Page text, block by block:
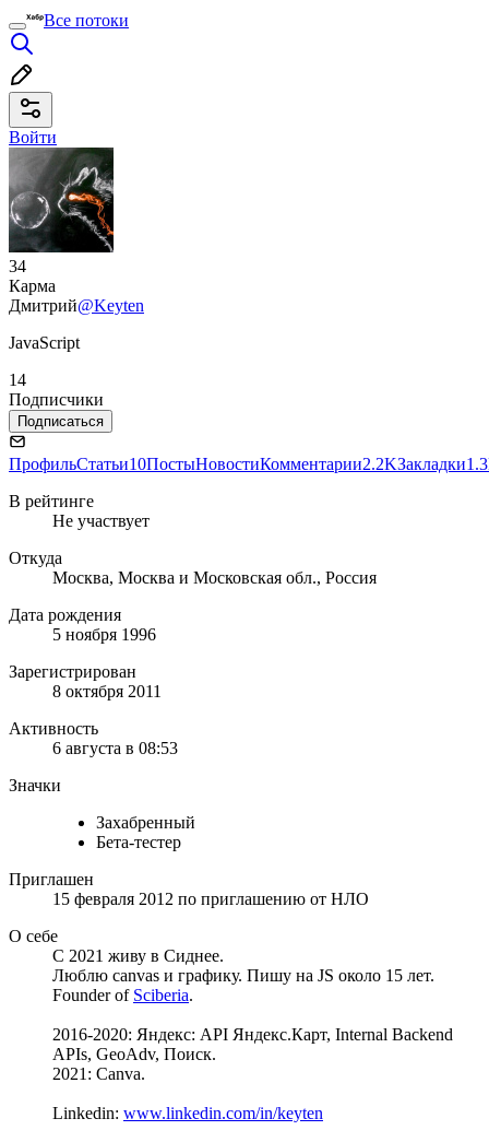
Все потоки
Войти
34
Карма
Дмитрий@Keyten
JavaScript
14
Подписчики
Подписаться
ПрофильСтатьи10ПостыНовостиКомментарии2.2KЗакладки
В рейтинге
Не участвует
Откуда
Москва, Москва и Московская обл., Россия
Дата рождения
5 ноября 1996
Зарегистрирован
8 октября 2011
Активность
6 августа в 08:53
Значки
Захабренный
Бета-тестер
Приглашен
15 февраля 2012 по приглашению от НЛО
О себе
С 2021 живу в Сиднее.
Люблю canvas и графику. Пишу на JS около 15 лет.
Founder of Sciberia.
2016-2020: Яндекс: API Яндекс.Карт, Internal Backend
APIs, GeoAdv, Поиск.
2021: Canva.
Linkedin: www.linkedin.com/in/keyten